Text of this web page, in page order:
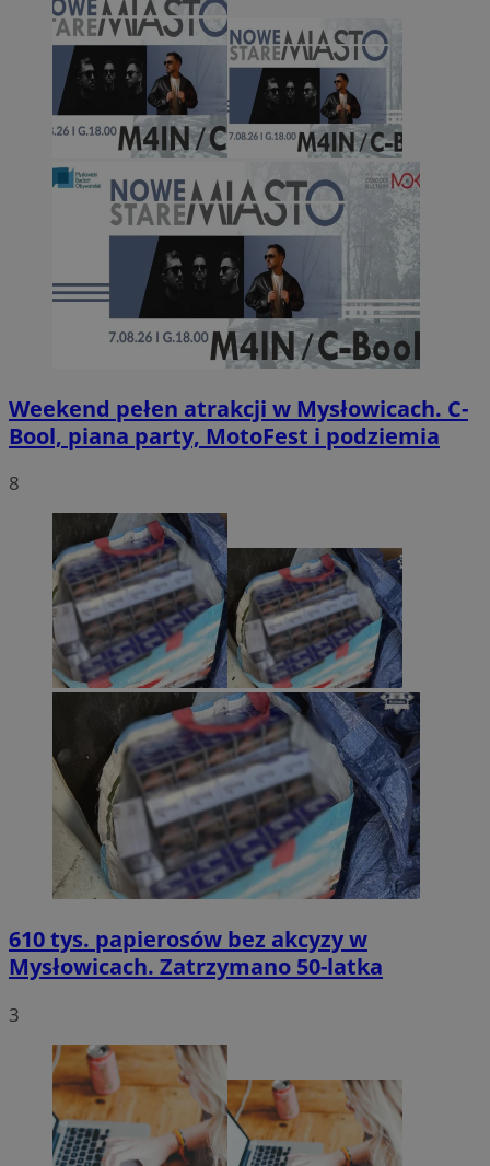
Weekend pełen atrakcji w Mysłowicach. C-
Bool, piana party, MotoFest i podziemia
8
610 tys. papierosów bez akcyzy w
Mysłowicach. Zatrzymano 50-latka
3